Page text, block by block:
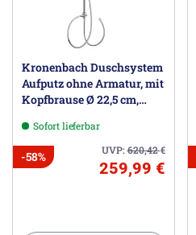
Kronenbach Duschsystem
Aufputz ohne Armatur, mit
Kopfbrause Ø 22,5 cm,
Sofort lieferbar
UVP:620,42€
-58%
259,99 €